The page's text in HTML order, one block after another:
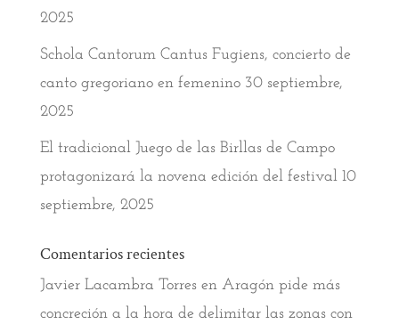
2025
Schola Cantorum Cantus Fugiens, concierto de
canto gregoriano en femenino 30 septiembre,
2025
El tradicional Juego de las Birllas de Campo
protagonizará la novena edición del festival 10
septiembre, 2025
Comentarios recientes
Javier Lacambra Torresen Aragón pide más
concreción a la hora de delimitar las zonas con